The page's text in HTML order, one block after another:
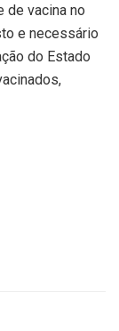
de vacina no
e necessário
do Estado